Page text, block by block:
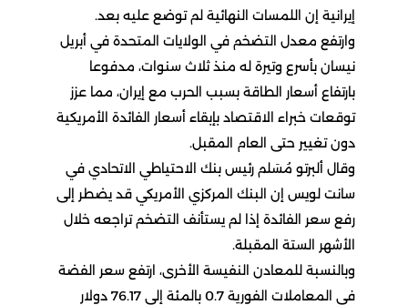
إيرانية إن اللمسات ‌النهائية ⁠لم توضع عليه بعد.
وارتفع معدل التضخم في الولايات المتحدة في أبريل
نيسان بأسرع وتيرة له منذ ثلاث سنوات، مدفوعا
بارتفاع أسعار الطاقة بسبب الحرب مع إيران، مما ​عزز
توقعات خبراء ​الاقتصاد بإبقاء ⁠أسعار الفائدة الأمريكية
دون تغيير حتى العام المقبل.
وقال ألبرتو مُسَلم رئيس بنك الاحتياطي ​الاتحادي في
سانت لويس إن البنك المركزي الأمريكي ​قد ⁠يضطر إلى
رفع سعر الفائدة إذا لم يستأنف التضخم تراجعه خلال
الأشهر الستة المقبلة.
وبالنسبة للمعادن النفيسة الأخرى، ارتفع سعر ⁠الفضة ​
في المعاملات الفورية 0.7 بالمئة إلى ​76.17 دولار